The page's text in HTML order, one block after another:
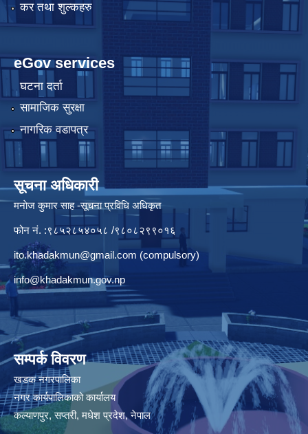
कर तथा शुल्कहरु
eGov services
घटना दर्ता
सामाजिक सुरक्षा
नागरिक वडापत्र
सूचना अधिकारी
मनाेज कुमार साह -सूचना प्रविधि अधिकृत
फोन नं. :९८५२८५४०५८ /९८०८२९९०१६
ito.khadakmun@gmail.com (compulsory)
info@khadakmun.gov.np
सम्पर्क विवरण
खडक नगरपालिका
नगर कार्यपालिकाको कार्यालय
कल्याणपुर, सप्तरी, मधेश प्रदेश, नेपाल